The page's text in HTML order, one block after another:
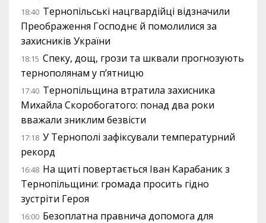
18:40 Тернопільські нацгвардійці відзначили
Преображення Господнє й помолилися за
захисників України
18:15 Спеку, дощ, грози та шквали прогнозують
тернополянам у п’ятницю
17:40 Тернопільщина втратила захисника
Михайла Скоробогатого: понад два роки
вважали зниклим безвісти
17:18 У Тернополі зафіксували температурний
рекорд
16:48 На щиті повертається Іван Карабаник з
Тернопільщини: громада просить гідно
зустріти Героя
16:00 Безоплатна правнича допомога для